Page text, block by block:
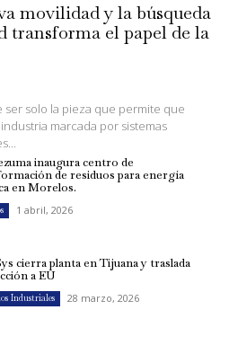
movilidad y la búsqueda
transforma el papel de la
solo la pieza que permite que
marcada por sistemas
inaugura centro de
de residuos para energía
en Morelos.
1 abril, 2026
cierra planta en Tijuana y traslada
a EU
Industriales 28 marzo, 2026